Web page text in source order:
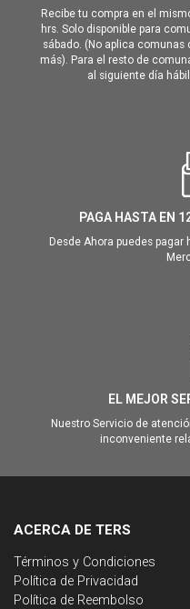
Recibe tu compra en el
hrs. Solo disponible para
sábado. (No aplica comunas
más). Para el resto de
al siguiente día
PAGA HASTA EN
Desde Ahora puedes
EL MEJOR
Nuestro Servicio de
inconveniente
ACERCA DE TERS
Términos y Condiciones
Política de Privacidad
Política de Reembolso